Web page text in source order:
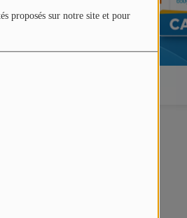
proposés sur notre site et pour